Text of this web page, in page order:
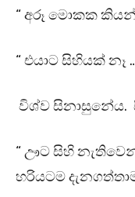
“ අරූ මොකක
“ එයාට සිහියක් නෑ
විශ්ව සිනාසුනේය.
“ ඌට සිහි
හරියටම